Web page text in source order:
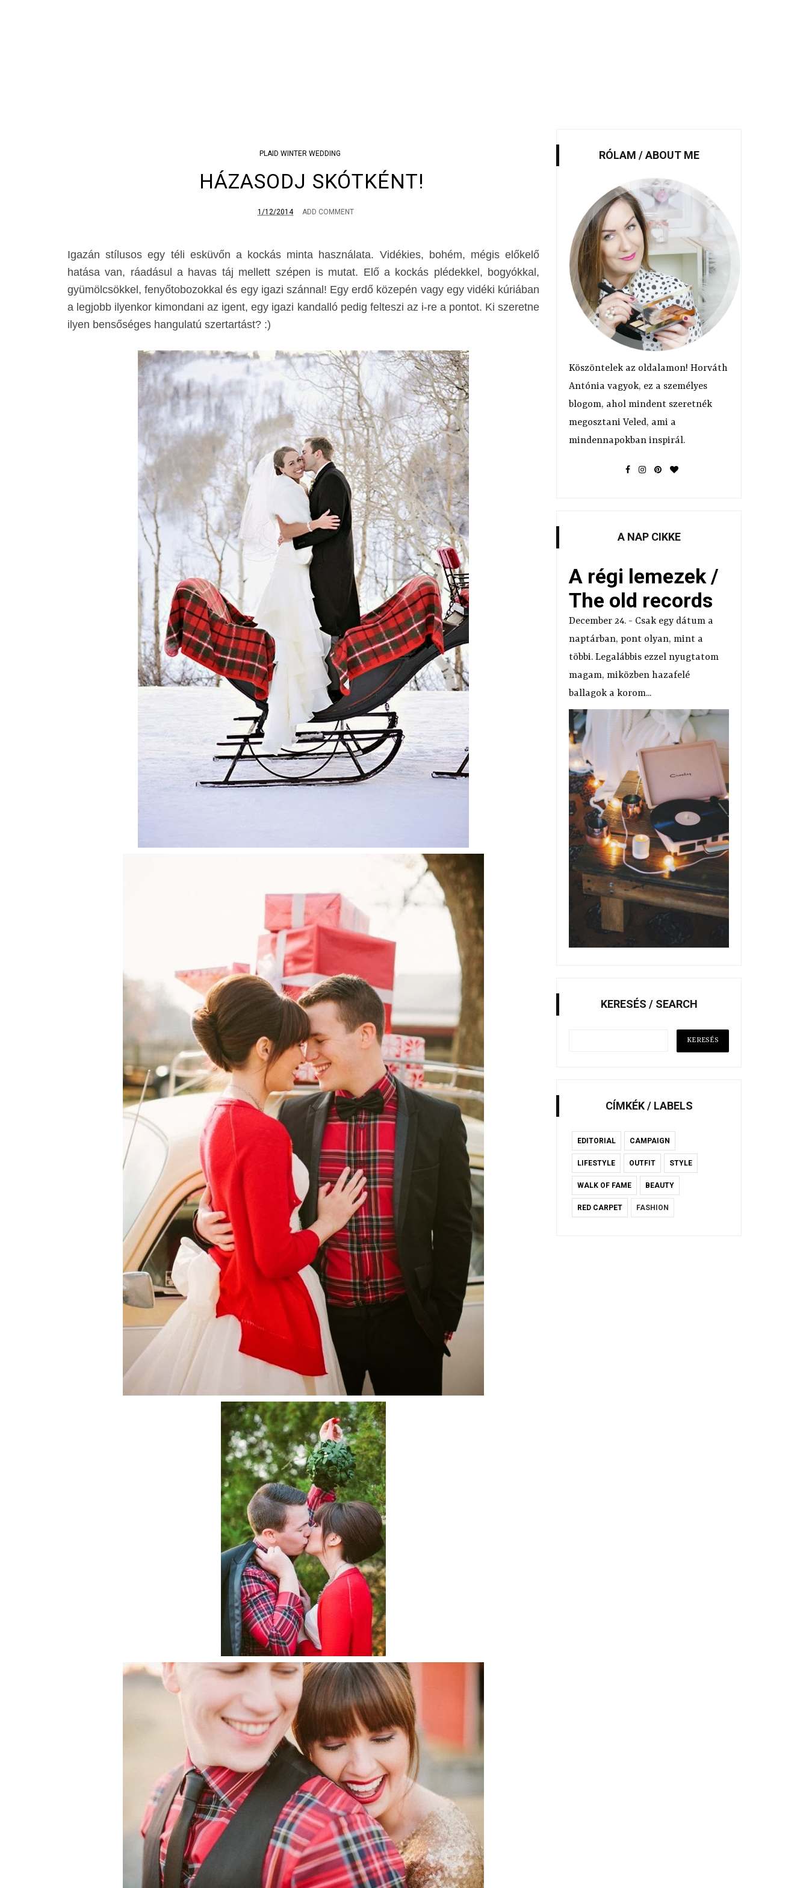
PLAID WINTER WEDDING
HÁZASODJ SKÓTKÉNT!
1/12/2014 ADD COMMENT
Igazán stílusos egy téli esküvőn a kockás minta használata. Vidékies, bohém, mégis előkelő
hatása van, ráadásul a havas táj mellett szépen is mutat. Elő a kockás plédekkel, bogyókkal,
gyümölcsökkel, fenyőtobozokkal és egy igazi szánnal! Egy erdő közepén vagy egy vidéki kúriában
a legjobb ilyenkor kimondani az igent, egy igazi kandalló pedig felteszi az i-re a pontot. Ki szeretne
ilyen bensőséges hangulatú szertartást? :)
RÓLAM / ABOUT ME
Köszöntelek az oldalamon! Horváth
Antónia vagyok, ez a személyes
blogom, ahol mindent szeretnék
megosztani Veled, ami a
mindennapokban inspirál.
A NAP CIKKE
A régi lemezek /
The old records
December 24. - Csak egy dátum a
naptárban, pont olyan, mint a
többi. Legalábbis ezzel nyugtatom
magam, miközben hazafelé
ballagok a korom...
KERESÉS / SEARCH
CÍMKÉK / LABELS
EDITORIAL CAMPAIGN
LIFESTYLE OUTFIT STYLE
WALK OF FAME BEAUTY
RED CARPET FASHION